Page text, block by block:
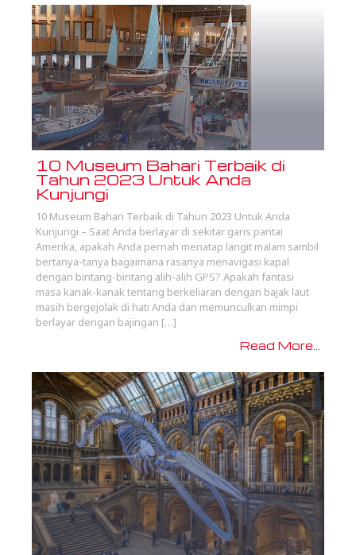
10 Museum Bahari Terbaik di
Tahun 2023 Untuk Anda
Kunjungi
10 Museum Bahari Terbaik di Tahun 2023 Untuk Anda
Kunjungi – Saat Anda berlayar di sekitar garis pantai
Amerika, apakah Anda pernah menatap langit malam sambil
bertanya-tanya bagaimana rasanya menavigasi kapal
dengan bintang-bintang alih-alih GPS? Apakah fantasi
masa kanak-kanak tentang berkeliaran dengan bajak laut
masih bergejolak di hati Anda dan memunculkan mimpi
berlayar dengan bajingan […]
Read More...